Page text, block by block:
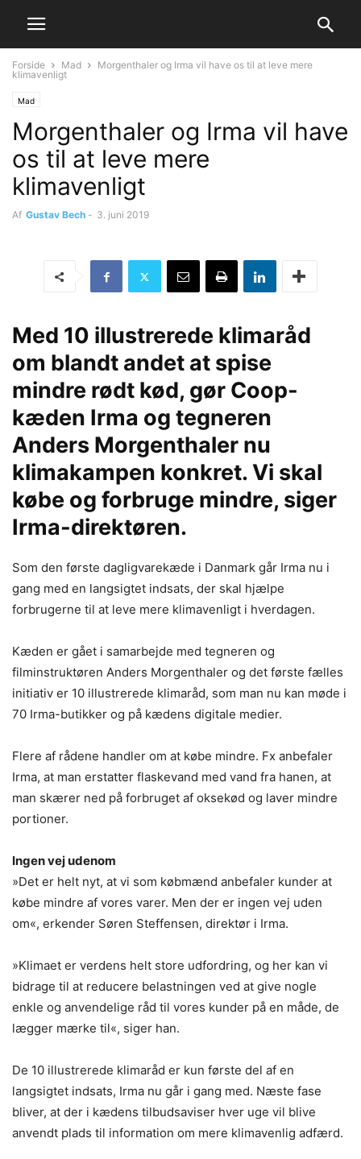
Forside Mad
Morgenthaler og Irma vil have os til at leve mere
klimavenligt
Mad
Morgenthaler og Irma vil have
os til at leve mere
klimavenligt
Af Gustav Bech - 3. juni 2019
Med 10 illustrerede klimaråd
om blandt andet at spise
mindre rødt kød, gør Coop-
kæden Irma og tegneren
Anders Morgenthaler nu
klimakampen konkret. Vi skal
købe og forbruge mindre, siger
Irma-direktøren.
Som den første dagligvarekæde i Danmark går Irma nu i
gang med en langsigtet indsats, der skal hjælpe
forbrugerne til at leve mere klimavenligt i hverdagen.
Kæden er gået i samarbejde med tegneren og
filminstruktøren Anders Morgenthaler og det første fælles
initiativ er 10 illustrerede klimaråd, som man nu kan møde i
70 Irma-butikker og på kædens digitale medier.
Flere af rådene handler om at købe mindre. Fx anbefaler
Irma, at man erstatter flaskevand med vand fra hanen, at
man skærer ned på forbruget af oksekød og laver mindre
portioner.
Ingen vej udenom
»Det er helt nyt, at vi som købmænd anbefaler kunder at
købe mindre af vores varer. Men der er ingen vej uden
om«, erkender Søren Steffensen, direktør i Irma.
»Klimaet er verdens helt store udfordring, og her kan vi
bidrage til at reducere belastningen ved at give nogle
enkle og anvendelige råd til vores kunder på en måde, de
lægger mærke til«, siger han.
De 10 illustrerede klimaråd er kun første del af en
langsigtet indsats, Irma nu går i gang med. Næste fase
bliver, at der i kædens tilbudsaviser hver uge vil blive
anvendt plads til information om mere klimavenlig adfærd.